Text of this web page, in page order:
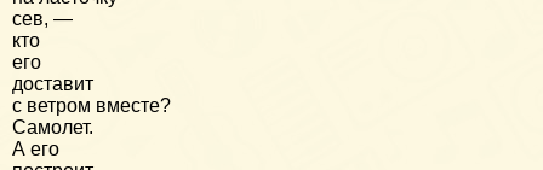
сев, —
кто
его
доставит
с ветром вместе?
Самолет.
А его